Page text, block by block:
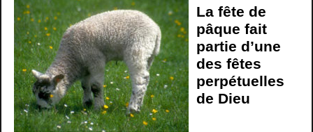
La fête de
pâque fait
partie d’une
des fêtes
perpétuelles
de Dieu